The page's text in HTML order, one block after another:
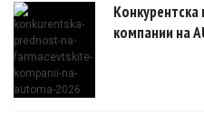
компании на